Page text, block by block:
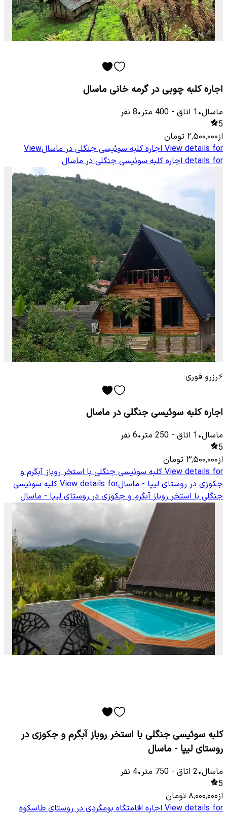
اجاره کلبه چوبی در گرمه خانی ماسال
ماسال•
1 اتاق -
400 متر•
8 نفر
5
از۲٬۵۰۰٬۰۰۰ تومان
View details for اجاره کلبه سوئیسی جنگلی در ماسالView
details for اجاره کلبه سوئیسی جنگلی در ماسال
⚡رزرو فوری
اجاره کلبه سوئیسی جنگلی در ماسال
ماسال•
1 اتاق -
250 متر•
6 نفر
5
از۳٬۵۰۰٬۰۰۰ تومان
View details for کلبه سوئیسی جنگلی با استخر روباز آبگرم و
جکوزی در روستای لیپا - ماسالView details for کلبه سوئیسی
جنگلی با استخر روباز آبگرم و جکوزی در روستای لیپا - ماسال
کلبه سوئیسی جنگلی با استخر روباز آبگرم و جکوزی در
روستای لیپا - ماسال
ماسال•
2 اتاق -
750 متر•
4 نفر
5
از۸٬۰۰۰٬۰۰۰ تومان
View details for اجاره اقامتگاه بومگردی در روستای طاسکوه